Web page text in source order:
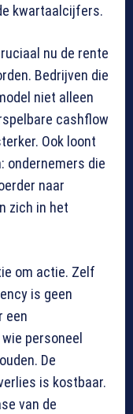
kwartaalcijfers.
nu de rente
Bedrijven die
niet alleen
cashflow
Ook loont
ondernemers die
naar
zich in het
om actie. Zelf
is geen
een
personeel
De
is kostbaar.
van de